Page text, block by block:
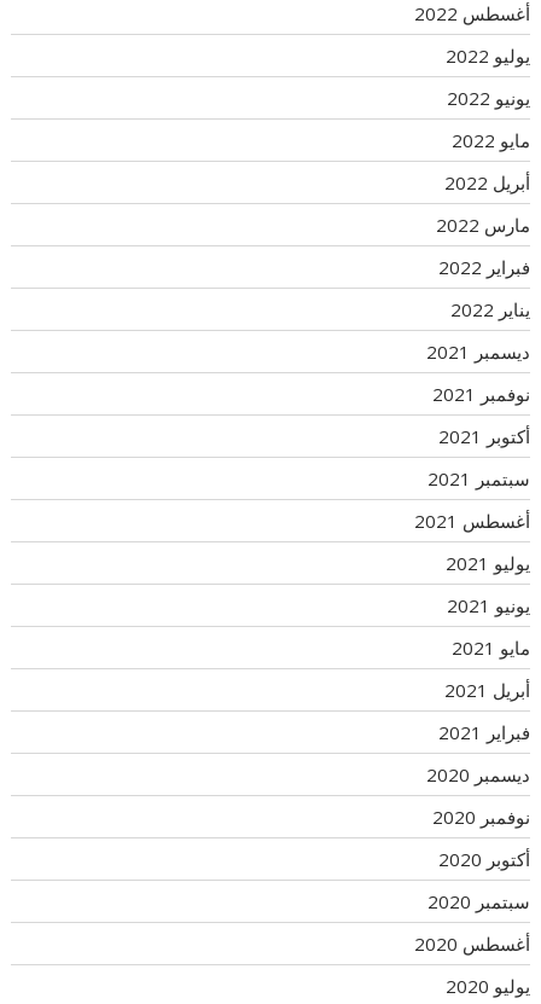
أغسطس 2022
يوليو 2022
يونيو 2022
مايو 2022
أبريل 2022
مارس 2022
فبراير 2022
يناير 2022
ديسمبر 2021
نوفمبر 2021
أكتوبر 2021
سبتمبر 2021
أغسطس 2021
يوليو 2021
يونيو 2021
مايو 2021
أبريل 2021
فبراير 2021
ديسمبر 2020
نوفمبر 2020
أكتوبر 2020
سبتمبر 2020
أغسطس 2020
يوليو 2020